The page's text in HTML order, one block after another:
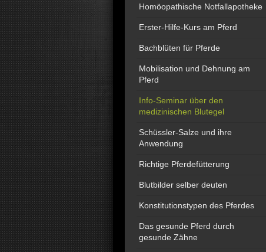
Homöopathische Notfallapotheke
Erster-Hilfe-Kurs am Pferd
Bachblüten für Pferde
Mobilisation und Dehnung am
Pferd
Info-Seminar über den
medizinischen Blutegel
Schüssler-Salze und ihre
Anwendung
Richtige Pferdefütterung
Blutbilder selber deuten
Konstitutionstypen des Pferdes
Das gesunde Pferd durch
gesunde Zähne